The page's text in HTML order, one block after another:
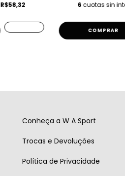
R$58,32 6 cuotas sin
COMPRAR
Conheça a W A Sport
Trocas e Devoluções
Política de Privacidade